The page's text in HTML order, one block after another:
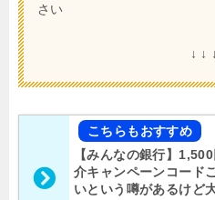
さい
↓ ↓ ↓
【みんなの銀行】
介キャンペーンコード
いという噂があるけど